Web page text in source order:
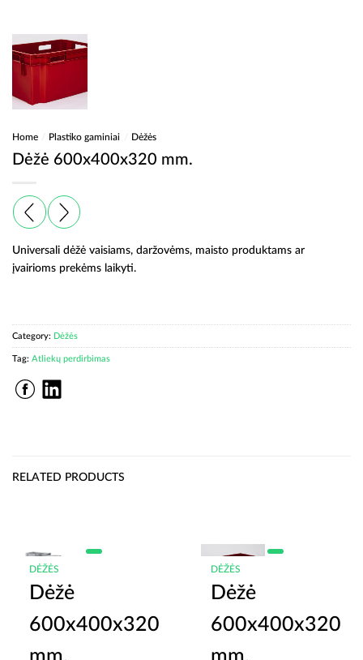
Home Plastiko gaminiai Dėžės
Dėžė 600x400x320 mm.
Universali dėžė vaisiams, daržovėms, maisto produktams ar
įvairioms prekėms laikyti.
Category: Dėžės
Tag: Atliekų perdirbimas
RELATED PRODUCTS
DĖŽĖS
Dėžė
600x400x320
DĖŽĖS
Dėžė
600x400x320